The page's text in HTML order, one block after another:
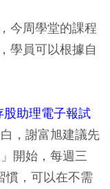
今周學堂的課程
學員可以根據自
助理電子報試
，謝富旭建議先
開始，每週三
慣，可以在不需